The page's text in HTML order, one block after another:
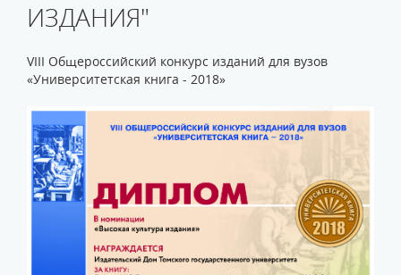
ИЗДАНИЯ"
VIII Общероссийский конкурс изданий для вузов
«Университетская книга - 2018»